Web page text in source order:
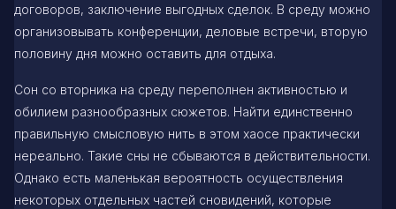
договоров, заключение выгодных сделок. В среду можно
организовывать конференции, деловые встречи, вторую
половину дня можно оставить для отдыха.
Сон со вторника на среду переполнен активностью и
обилием разнообразных сюжетов. Найти единственно
правильную смысловую нить в этом хаосе практически
нереально. Такие сны не сбываются в действительности.
Однако есть маленькая вероятность осуществления
некоторых отдельных частей сновидений, которые